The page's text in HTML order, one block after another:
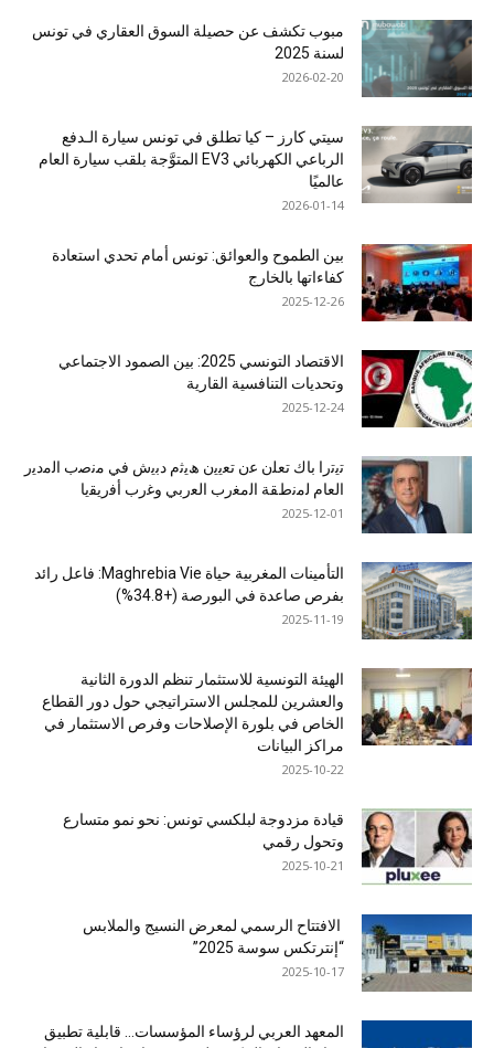
مبوب تكشف عن حصيلة السوق العقاري في تونس
لسنة 2025
2026-02-20
سيتي كارز – كيا تطلق في تونس سيارة الـدفع
الرباعي الكهربائي EV3 المتوَّجة بلقب سيارة العام
عالميًا
2026-01-14
بين الطموح والعوائق: تونس أمام تحدي استعادة
كفاءاتها بالخارج
2025-12-26
الاقتصاد التونسي 2025: بين الصمود الاجتماعي
وتحديات التنافسية القارية
2025-12-24
ﺗﯾﺗرا ﺑﺎك ﺗﻌﻠن ﻋن ﺗﻌﯾﯾن ھﯾﺛم دﺑﯾش ﻓﻲ ﻣﻧﺻب اﻟﻣدﯾر
اﻟﻌﺎم ﻟﻣﻧطﻘﺔ اﻟﻣﻐرب اﻟﻌرﺑﻲ وﻏرب أﻓرﯾﻘﯾﺎ
2025-12-01
التأمينات المغربية حياة Maghrebia Vie: فاعل رائد
بفرص صاعدة في البورصة (+34.8%)
2025-11-19
الهيئة التونسية للاستثمار تنظم الدورة الثانية
والعشرين للمجلس الاستراتيجي حول دور القطاع
الخاص في بلورة الإصلاحات وفرص الاستثمار في
مراكز البيانات
2025-10-22
قيادة مزدوجة لبلكسي تونس: نحو نمو متسارع
وتحول رقمي
2025-10-21
الافتتاح الرسمي لمعرض النسيج والملابس
“إنترتكس سوسة 2025”
2025-10-17
المعهد العربي لرؤساء المؤسسات… قابلية تطبيق